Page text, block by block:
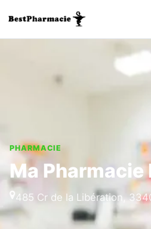
PHARMACIE
Ma Pharmacie
485 Cr de la Libération,